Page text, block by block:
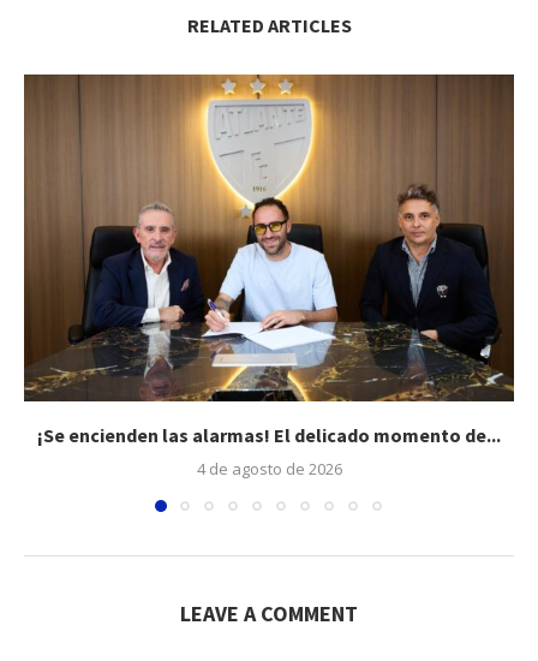
RELATED ARTICLES
¡Se encienden las alarmas! El delicado momento de...
4 de agosto de 2026
LEAVE A COMMENT